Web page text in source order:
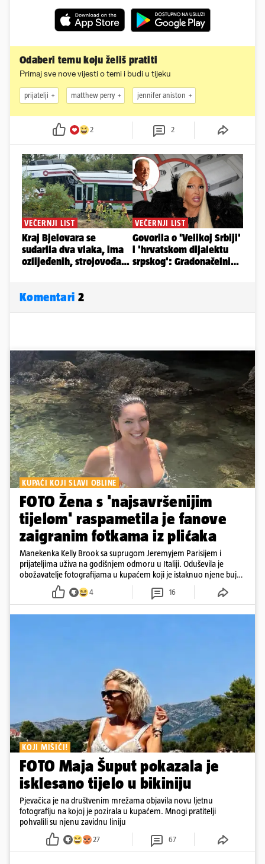
Odaberi temu koju želiš pratiti
Primaj sve nove vijesti o temi i budi u tijeku
prijatelji matthew perry jennifer aniston
2 2
Komentari 2
KUPAĆI KOJI SLAVI OBLINE
FOTO Žena s 'najsavršenijim
tijelom' raspametila je fanove
zaigranim fotkama iz plićaka
Manekenka Kelly Brook sa suprugom Jeremyjem Parisijem i
prijateljima uživa na godišnjem odmoru u Italiji. Oduševila je
obožavatelje fotografijama u kupaćem koji je istaknuo njene bujne
4 16
KOJI MIŠIĆI!
FOTO Maja Šuput pokazala je
isklesano tijelo u bikiniju
Pjevačica je na društvenim mrežama objavila novu ljetnu
fotografiju na kojoj je pozirala u kupaćem. Mnogi pratitelji
pohvalili su njenu zavidnu liniju
27 67